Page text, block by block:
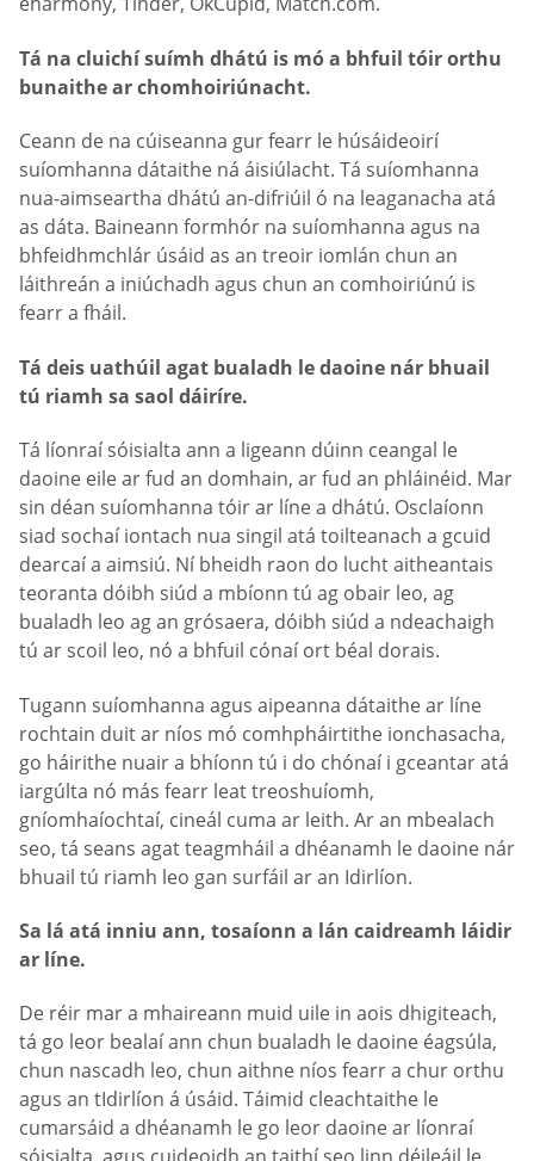
Tá na cluichí suímh dhátú is mó a bhfuil tóir orthu
bunaithe ar chomhoiriúnacht.
Ceann de na cúiseanna gur fearr le húsáideoirí
suíomhanna dátaithe ná áisiúlacht. Tá suíomhanna
nua-aimseartha dhátú an-difriúil ó na leaganacha atá
as dáta. Baineann formhór na suíomhanna agus na
bhfeidhmchlár úsáid as an treoir iomlán chun an
láithreán a iniúchadh agus chun an comhoiriúnú is
fearr a fháil.
Tá deis uathúil agat bualadh le daoine nár bhuail
tú riamh sa saol dáiríre.
Tá líonraí sóisialta ann a ligeann dúinn ceangal le
daoine eile ar fud an domhain, ar fud an phláinéid. Mar
sin déan suíomhanna tóir ar líne a dhátú. Osclaíonn
siad sochaí iontach nua singil atá toilteanach a gcuid
dearcaí a aimsiú. Ní bheidh raon do lucht aitheantais
teoranta dóibh siúd a mbíonn tú ag obair leo, ag
bualadh leo ag an grósaera, dóibh siúd a ndeachaigh
tú ar scoil leo, nó a bhfuil cónaí ort béal dorais.
Tugann suíomhanna agus aipeanna dátaithe ar líne
rochtain duit ar níos mó comhpháirtithe ionchasacha,
go háirithe nuair a bhíonn tú i do chónaí i gceantar atá
iargúlta nó más fearr leat treoshuíomh,
gníomhaíochtaí, cineál cuma ar leith. Ar an mbealach
seo, tá seans agat teagmháil a dhéanamh le daoine nár
bhuail tú riamh leo gan surfáil ar an Idirlíon.
Sa lá atá inniu ann, tosaíonn a lán caidreamh láidir
ar líne.
De réir mar a mhaireann muid uile in aois dhigiteach,
tá go leor bealaí ann chun bualadh le daoine éagsúla,
chun nascadh leo, chun aithne níos fearr a chur orthu
agus an tIdirlíon á úsáid. Táimid cleachtaithe le
cumarsáid a dhéanamh le go leor daoine ar líonraí